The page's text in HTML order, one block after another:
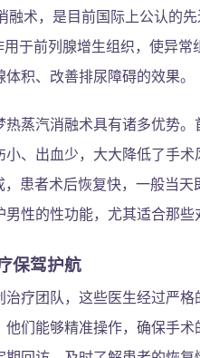
融术，是目前国际上公认的
于前列腺增生组织，使异常
积、改善排尿障碍的效果。
蒸汽消融术具有诸多优势
、出血少，大大降低了手
患者术后恢复快，一般当
性的性功能，尤其适合那些
保驾护航
疗团队，这些医生经过严
们能够精准操作，确保手